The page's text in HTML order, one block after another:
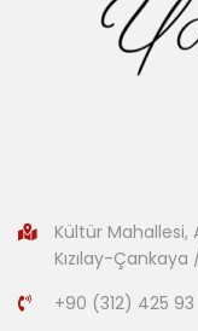
Kültür Mahallesi,
Kızılay-Çankaya
+90 (312) 425